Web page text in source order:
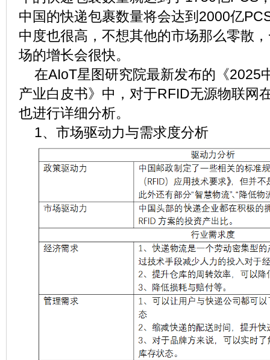
中国的快递包裹数量将会达到2000亿
中度也很高，不想其他的市场那么零散
场的增长会很快。
在AIoT星图研究院最新发布的《2025
产业白皮书》中，对于RFID无源物联网
也进行详细分析。
1、市场驱动力与需求度分析